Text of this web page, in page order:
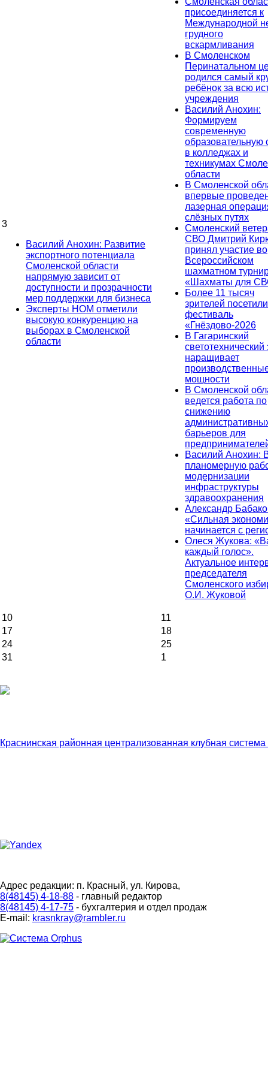
3
Василий Анохин: Развитие
экспортного потенциала
Смоленской области
напрямую зависит от
доступности и прозрачности
мер поддержки для бизнеса
Эксперты НОМ отметили
высокую конкуренцию на
выборах в Смоленской
области
присоединяется к
Международной
грудного
вскармливания
В Смоленском
Перинатальном
родился самый
ребёнок за всю
учреждения
Василий Анохин:
Формируем
современную
образовательную
в колледжах и
техникумах
области
В Смоленской
впервые
лазерная
слёзных путях
Смоленский
СВО Дмитрий
принял участие во
Всероссийском
шахматном
«Шахматы для
Более 11 тысяч
зрителей посетили
фестиваль
«Гнёздово-2026
В Гагаринский
светотехнический
наращивает
мощности
В Смоленской
ведется работа по
снижению
барьеров для
Василий Анохин:
планомерную
модернизации
инфраструктуры
здравоохранения
Александр
«Сильная
начинается с
Олеся Жукова:
каждый голос».
Актуальное
председателя
Смоленского
О.И. Жуковой
10
11
17
18
24
25
31
1
Краснинская районная централизованная клубная
Адрес редакции: п. Красный, ул. Кирова,
8(48145) 4-18-88 - главный редактор
8(48145) 4-17-75 - бухгалтерия и отдел продаж
E-mail: krasnkray@rambler.ru